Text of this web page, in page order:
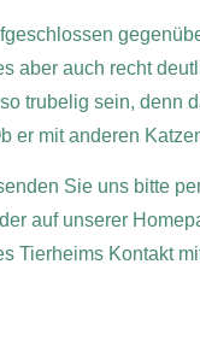
aber auch recht
trubelig sein,
er mit anderen
Sie uns bitte
auf unserer
Tierheims Kontakt